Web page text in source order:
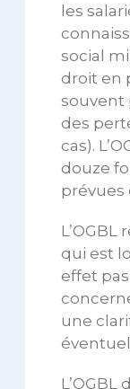
les
social
droit en
souvent
des
cas).
douze
prévues
qui est
effet
une